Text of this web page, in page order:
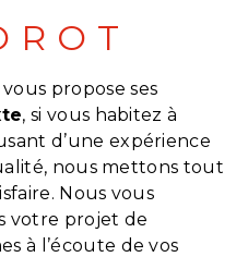
vous propose ses
, si vous habitez à
d’une expérience
nous mettons tout
Nous vous
votre projet de
à l’écoute de vos